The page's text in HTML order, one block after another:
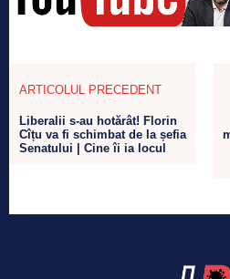
ARTICOLUL PRECEDENT
Liberalii s-au hotărât! Florin
Cîțu va fi schimbat de la șefia
Senatului | Cine îi ia locul